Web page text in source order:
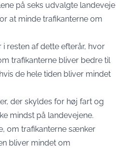
på seks udvalgte landeveje
at minde trafikanterne om
resten af dette efterår, hvor
trafikanterne bliver bedre til
de hele tiden bliver mindet
der skyldes for høj fart og
mindst på landevejene.
om trafikanterne sænker
bliver mindet om